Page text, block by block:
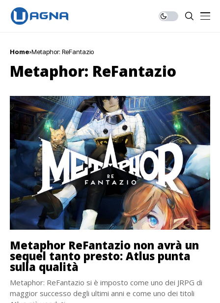
Home Metaphor: ReFantazio
Metaphor: ReFantazio
Metaphor ReFantazio non avrà un
sequel tanto presto: Atlus punta
sulla qualità
Metaphor: ReFantazio si è imposto come uno dei JRPG di
maggior successo degli ultimi anni e come uno dei titoli